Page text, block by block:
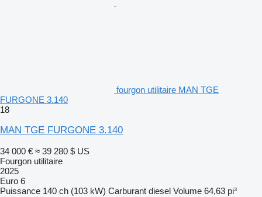
fourgon utilitaire MAN TGE
FURGONE 3.140
18
MAN TGE FURGONE 3.140
34 000 € ≈ 39 280 $ US
Fourgon utilitaire
2025
Euro 6
Puissance 140 ch (103 kW) Carburant diesel Volume 64,63 pi³